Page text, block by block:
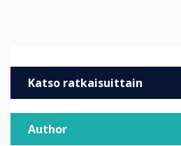
Katso ratkaisuittain
Author